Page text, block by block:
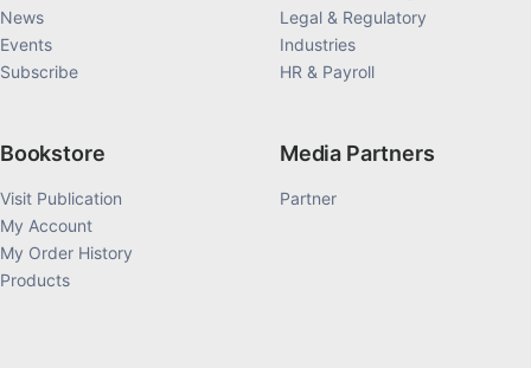
News
Events
Subscribe
Legal & Regulatory
Industries
HR & Payroll
Bookstore
Visit Publication
My Account
My Order History
Products
Media Partners
Partner